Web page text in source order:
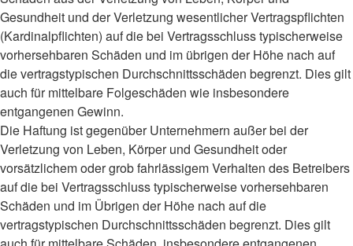
Gesundheit und der Verletzung wesentlicher Vertragspflichten
(Kardinalpflichten) auf die bei Vertragsschluss typischerweise
vorhersehbaren Schäden und im übrigen der Höhe nach auf
die vertragstypischen Durchschnittsschäden begrenzt. Dies gilt
auch für mittelbare Folgeschäden wie insbesondere
entgangenen Gewinn.
Die Haftung ist gegenüber Unternehmern außer bei der
Verletzung von Leben, Körper und Gesundheit oder
vorsätzlichem oder grob fahrlässigem Verhalten des Betreibers
auf die bei Vertragsschluss typischerweise vorhersehbaren
Schäden und im Übrigen der Höhe nach auf die
vertragstypischen Durchschnittsschäden begrenzt. Dies gilt